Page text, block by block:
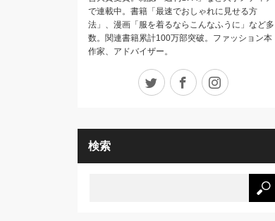
で連載中。書籍「最速でおしゃれに見せる方
法」、漫画「服を着るならこんなふうに」など多
数。関連書籍累計100万部突破。ファッション本
作家、アドバイザー。
Twitter Facebook
検索